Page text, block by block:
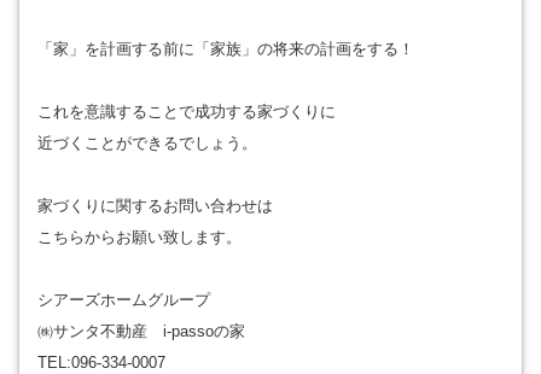
「家」を計画する前に「家族」の将来の計画をする！
これを意識することで成功する家づくりに
近づくことができるでしょう。
家づくりに関するお問い合わせは
こちらからお願い致します。
シアーズホームグループ
㈱サンタ不動産 i-passoの家
TEL:096-334-0007